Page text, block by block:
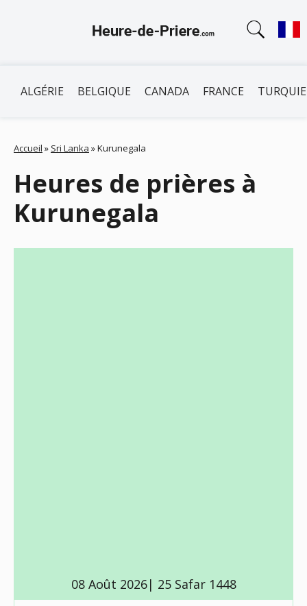
ALGÉRIE BELGIQUE CANADA FRANCE TURQUIE
Accueil » Sri Lanka »Kurunegala
Heures de prières à
Kurunegala
08 Août 2026| 25 Safar 1448